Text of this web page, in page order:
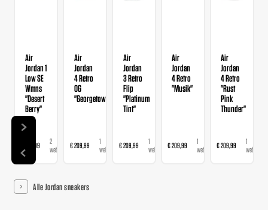
Air
Jordan 1
Low SE
Wmns
"Desert
Berry"
€ 139,99
2
webshops
Air
Jordan
4 Retro
OG
"Georgetown"
€ 209,99
1
webshop
Air
Jordan
3 Retro
Flip
"Platinum
Tint"
€ 209,99
1
webshop
Air
Jordan
4 Retro
"Musik"
€ 209,99
1
webshop
Air
Jordan
4 Retro
"Rust
Pink
Thunder"
€ 209,99
1
webshop
Alle Jordan sneakers